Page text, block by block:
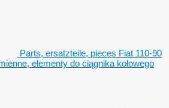
Parts, ersatzteile, pieces Fiat 110-90
elementy do ciągnika kołowego